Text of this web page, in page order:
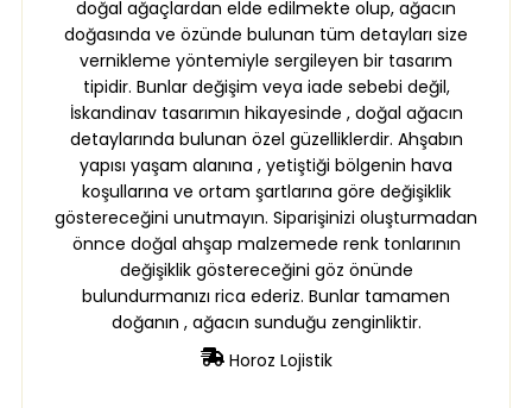
doğal ağaçlardan elde edilmekte olup, ağacın
doğasında ve özünde bulunan tüm detayları size
vernikleme yöntemiyle sergileyen bir tasarım
tipidir. Bunlar değişim veya iade sebebi değil,
İskandinav tasarımın hikayesinde , doğal ağacın
detaylarında bulunan özel güzelliklerdir. Ahşabın
yapısı yaşam alanına , yetiştiği bölgenin hava
koşullarına ve ortam şartlarına göre değişiklik
göstereceğini unutmayın. Siparişinizi oluşturmadan
önnce doğal ahşap malzemede renk tonlarının
değişiklik göstereceğini göz önünde
bulundurmanızı rica ederiz. Bunlar tamamen
doğanın , ağacın sunduğu zenginliktir.
Horoz Lojistik